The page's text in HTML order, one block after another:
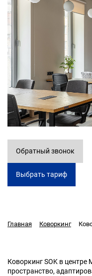
Обратный звонок
Выбрать тариф
Главная Коворкинг
Коворкинг SOK в
пространство,